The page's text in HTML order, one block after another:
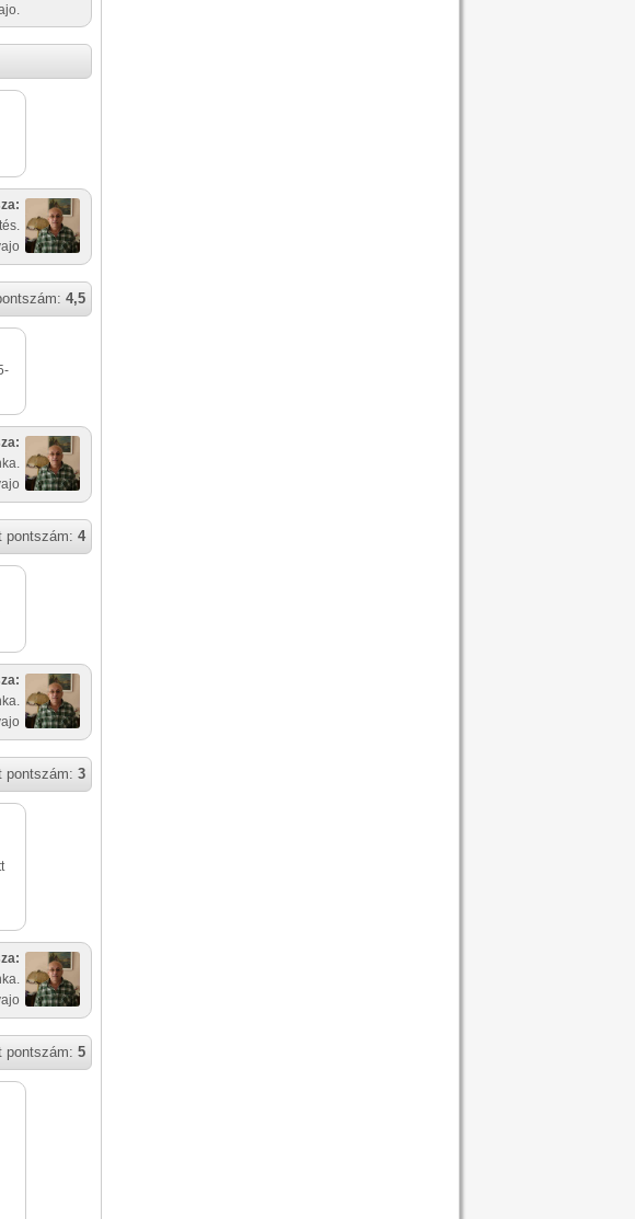
4,5
pontszám: 4
pontszám: 3
pontszám: 5